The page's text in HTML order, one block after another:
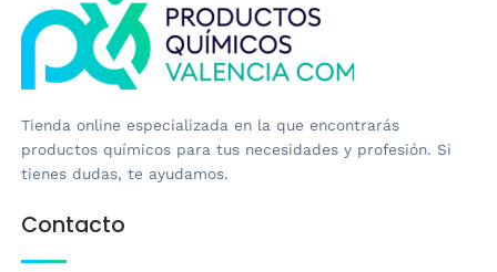
Tienda online especializada en la que encontrarás
productos químicos para tus necesidades y profesión. Si
tienes dudas, te ayudamos.
Contacto